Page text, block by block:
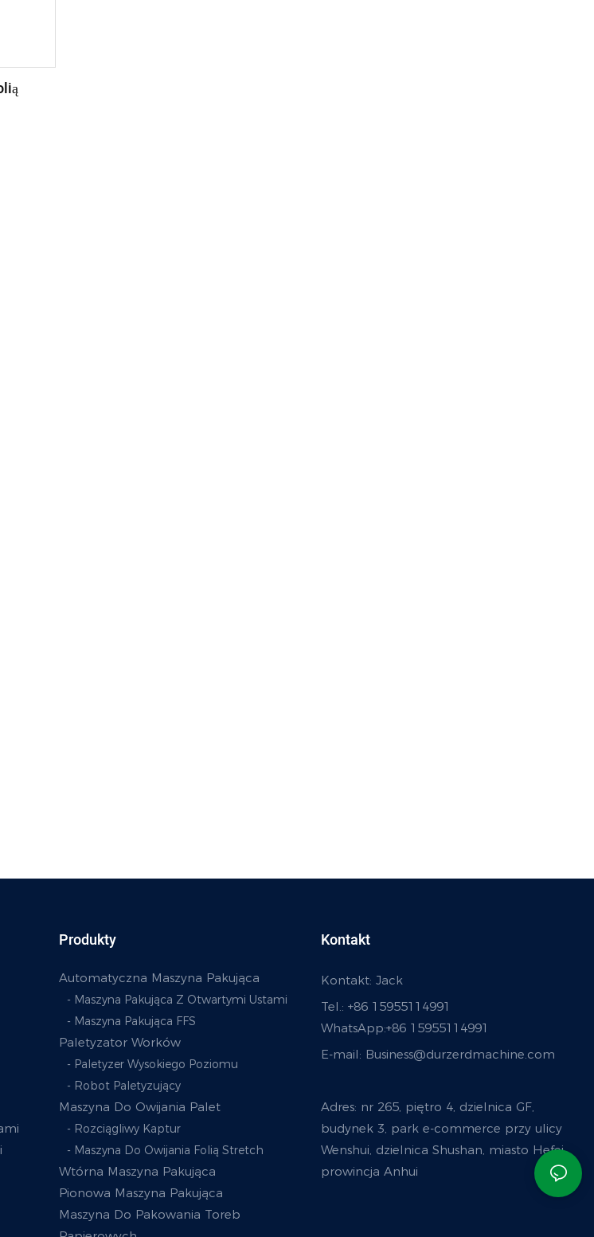
Produkty
Automatyczna Maszyna Pakująca
- Maszyna Pakująca Z Otwartymi Ustami
- Maszyna Pakująca FFS
Paletyzator Worków
- Paletyzer Wysokiego Poziomu
- Robot Paletyzujący
Maszyna Do Owijania Palet
- Rozciągliwy Kaptur
- Maszyna Do Owijania Folią Stretch
Wtórna Maszyna Pakująca
Pionowa Maszyna Pakująca
Maszyna Do Pakowania Toreb
Kontakt
Kontakt: Jack
Tel.: +86 15955114991
WhatsApp:+86 15955114991
E-mail: Business@durzerdmachine.com
Adres: nr 265, piętro 4, dzielnica GF,
budynek 3, park e-commerce przy ulicy
Wenshui, dzielnica Shushan, miasto Hefei,
prowincja Anhui